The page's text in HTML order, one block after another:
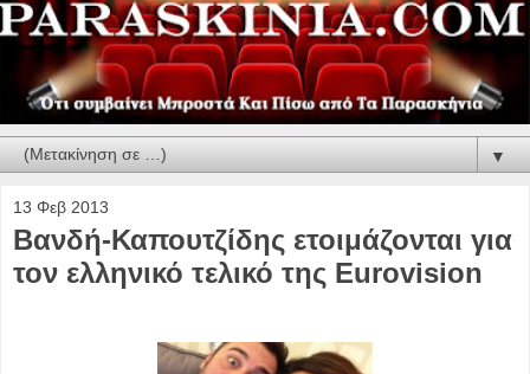
▼
13 Φεβ 2013
Βανδή-Καπουτζίδης ετοιμάζονται για
τον ελληνικό τελικό της Eurovision